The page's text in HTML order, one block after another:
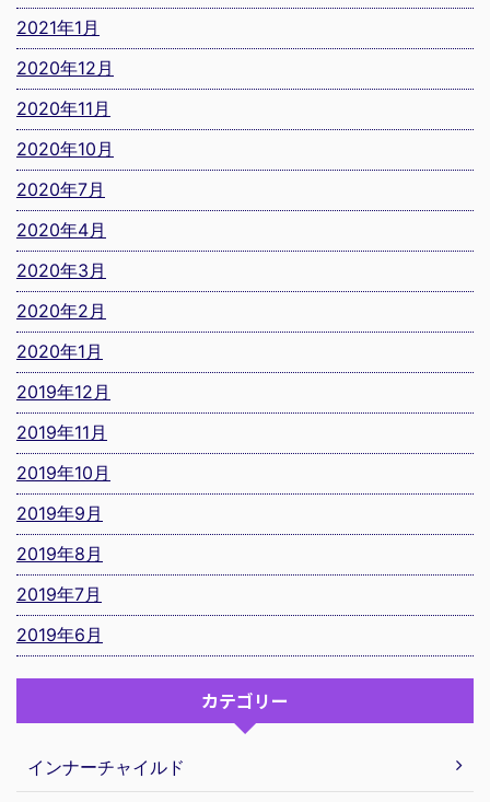
2021年1月
2020年12月
2020年11月
2020年10月
2020年7月
2020年4月
2020年3月
2020年2月
2020年1月
2019年12月
2019年11月
2019年10月
2019年9月
2019年8月
2019年7月
2019年6月
カテゴリー
インナーチャイルド